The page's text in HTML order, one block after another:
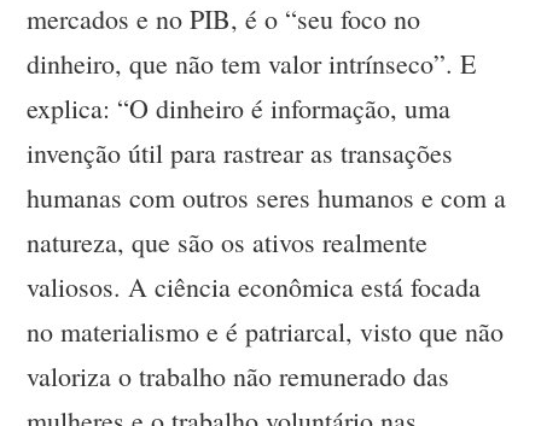
mercados e no PIB, é o “seu foco no
dinheiro, que não tem valor intrínseco”. E
explica: “O dinheiro é informação, uma
invenção útil para rastrear as transações
humanas com outros seres humanos e com a
natureza, que são os ativos realmente
valiosos. A ciência econômica está focada
no materialismo e é patriarcal, visto que não
valoriza o trabalho não remunerado das